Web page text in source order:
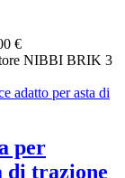
€
NIBBI BRIK 3
per
di trazione